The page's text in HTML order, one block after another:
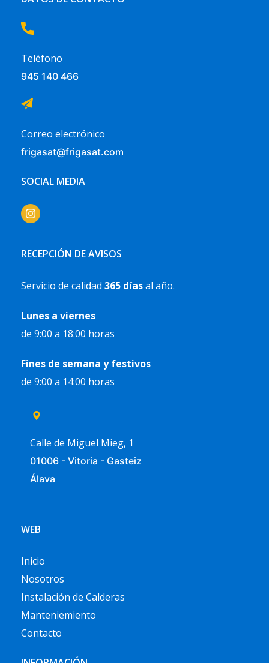
Teléfono
945 140 466
Correo electrónico
frigasat@frigasat.com
SOCIAL MEDIA
RECEPCIÓN DE AVISOS
Servicio de calidad 365 díasal año.
Lunes a viernes
de 9:00 a 18:00 horas
Fines de semana y festivos
de 9:00 a 14:00 horas
Calle de Miguel Mieg, 1
01006 - Vitoria - Gasteiz
Álava
WEB
Inicio
Nosotros
Instalación de Calderas
Manteniemiento
Contacto